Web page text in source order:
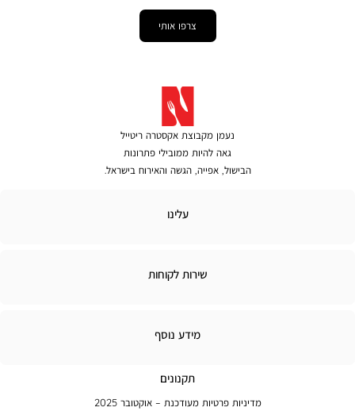
צרפו אותי
נעמן מקבוצת אקסטרה ריטייל
גאה להיות ממובילי פתרונות
הבישול, אפייה, הגשה והאירוח בישראל.
עלינו
שירות לקוחות
מידע
מידע נוסף
תקנונים
מדיניות פרטיות מעודכנת – אוקטובר 2025